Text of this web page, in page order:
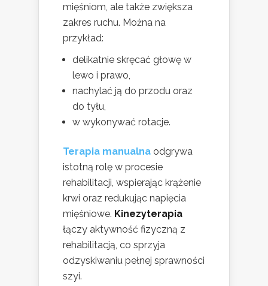
mięśniom, ale także zwiększa
zakres ruchu. Można na
przykład:
delikatnie skręcać głowę w
lewo i prawo,
nachylać ją do przodu oraz
do tyłu,
w wykonywać rotacje.
Terapia manualna odgrywa
istotną rolę w procesie
rehabilitacji, wspierając krążenie
krwi oraz redukując napięcia
mięśniowe. Kinezyterapia
łączy aktywność fizyczną z
rehabilitacją, co sprzyja
odzyskiwaniu pełnej sprawności
szyi.